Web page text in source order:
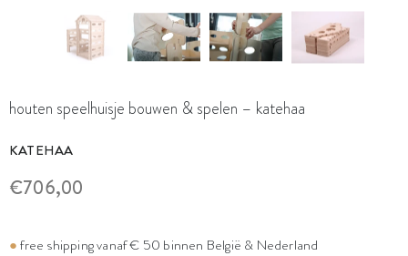
houten speelhuisje bouwen & spelen – katehaa
KATEHAA
€706,00
●free shipping vanaf € 50 binnen België & Nederland